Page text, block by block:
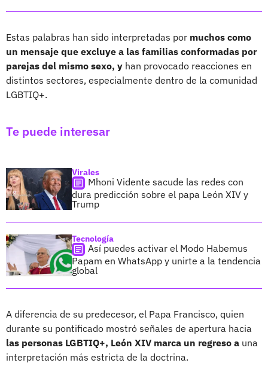
Estas palabras han sido interpretadas por muchos como
un mensaje que excluye a las familias conformadas por
parejas del mismo sexo, y han provocado reacciones en
distintos sectores, especialmente dentro de la comunidad
LGBTIQ+.
Te puede interesar
Virales
Mhoni Vidente sacude las redes con
dura predicción sobre el papa León XIV y
Trump
Tecnología
Así puedes activar el Modo Habemus
Papam en WhatsApp y unirte a la tendencia
global
A diferencia de su predecesor, el Papa Francisco, quien
durante su pontificado mostró señales de apertura hacia
las personas LGBTIQ+, León XIV marca un regreso a una
interpretación más estricta de la doctrina.